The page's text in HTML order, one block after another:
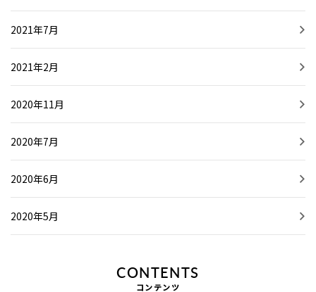
2021年7月
2021年2月
2020年11月
2020年7月
2020年6月
2020年5月
CONTENTS
コンテンツ